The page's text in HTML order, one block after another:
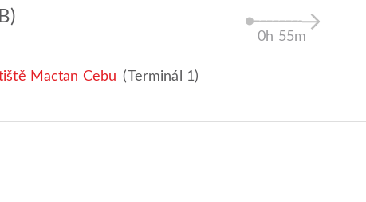
Mactan Cebu (Terminál 1)
0h 55m